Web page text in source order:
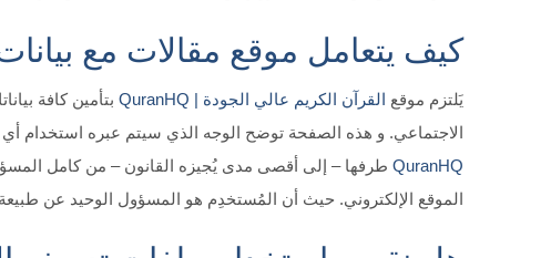
كيف يتعامل موقع مقالات مع
يَلتزم موقع القرآن الكريم عالي الجودة | QuranHQ
بتأمين كافة
الاجتماعي. و هذه الصفحة توضح الوجه الذي سيتم عبره استخدام أي
QuranHQ طرفها – إلى أقصى مدى يُجيزه القانون – من كامل
الموقع الإلكتروني. حيث أن المُستخدِم هو المسؤول الوحيد عن